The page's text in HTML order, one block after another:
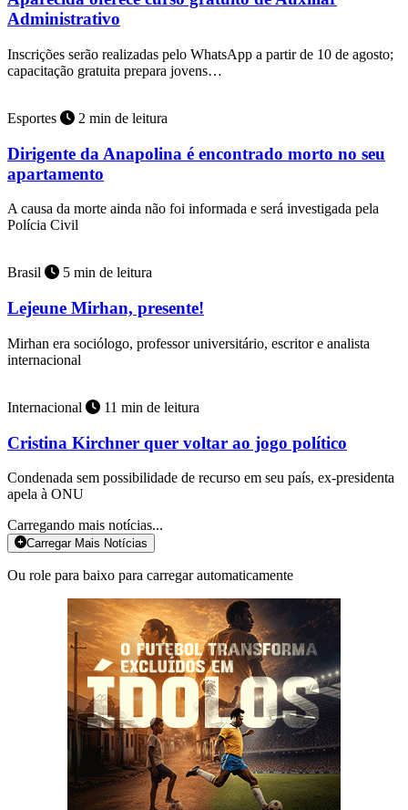
Administrativo
Inscrições serão realizadas pelo WhatsApp a partir de 10 de agosto;
capacitação gratuita prepara jovens…
Esportes 2 min de leitura
Dirigente da Anapolina é encontrado morto no seu
apartamento
A causa da morte ainda não foi informada e será investigada pela
Polícia Civil
Brasil 5 min de leitura
Lejeune Mirhan, presente!
Mirhan era sociólogo, professor universitário, escritor e analista
internacional
Internacional 11 min de leitura
Cristina Kirchner quer voltar ao jogo político
Condenada sem possibilidade de recurso em seu país, ex-presidenta
apela à ONU
Carregando mais notícias...
Carregar Mais Notícias
Ou role para baixo para carregar automaticamente